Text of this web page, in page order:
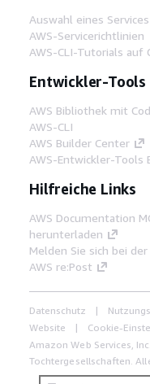
Auswahl eines
AWS-Servicerichtlinien
AWS-CLI-Tutorials auf
Entwickler-Tools
AWS Bibliothek mit
AWS-CLI
AWS Builder Center
AWS-Entwickler-Tools
Hilfreiche Links
AWS Documentation
herunterladen
Melden Sie sich bei
AWS re:Post
Datenschutz
Website
Cookie-
Amazon Web Services,
Tochtergesellschaften.